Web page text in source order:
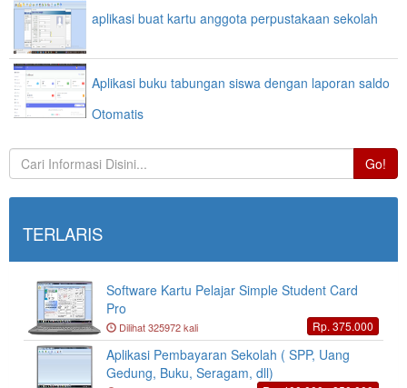
aplikasi buat kartu anggota perpustakaan sekolah
Aplikasi buku tabungan siswa dengan laporan saldo
Otomatis
Go!
TERLARIS
Software Kartu Pelajar Simple Student Card
Pro
Dilihat 325972 kali Rp. 375.000
Aplikasi Pembayaran Sekolah ( SPP, Uang
Gedung, Buku, Seragam, dll)